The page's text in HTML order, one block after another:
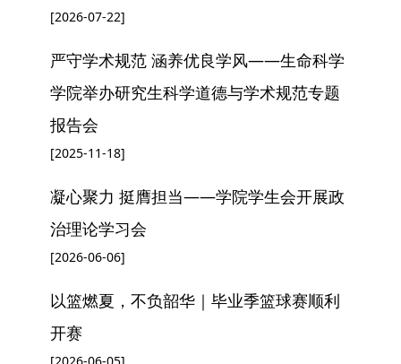
[2026-07-22]
严守学术规范 涵养优良学风——生命科学
学院举办研究生科学道德与学术规范专题
报告会
[2025-11-18]
凝心聚力 挺膺担当——学院学生会开展政
治理论学习会
[2026-06-06]
以篮燃夏，不负韶华｜毕业季篮球赛顺利
开赛
[2026-06-05]